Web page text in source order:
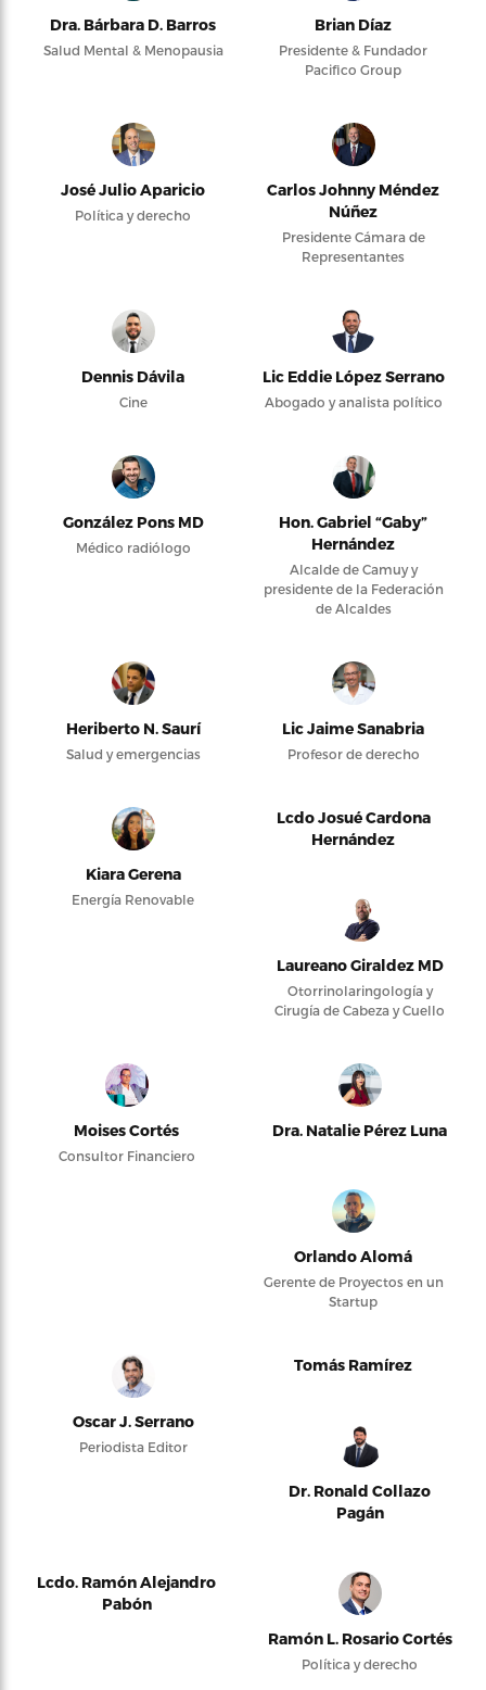
Dra. Bárbara D. Barros
Salud Mental & Menopausia
Brian Díaz
Presidente & Fundador
Pacifico Group
José Julio Aparicio
Política y derecho
Carlos Johnny Méndez
Núñez
Presidente Cámara de
Representantes
Dennis Dávila
Cine
Lic Eddie López Serrano
Abogado y analista político
González Pons MD
Médico radiólogo
Hon. Gabriel “Gaby”
Hernández
Alcalde de Camuy y
presidente de la Federación
de Alcaldes
Heriberto N. Saurí
Salud y emergencias
Lic Jaime Sanabria
Profesor de derecho
Kiara Gerena
Energía Renovable
Lcdo Josué Cardona
Hernández
Laureano Giraldez MD
Otorrinolaringología y
Cirugía de Cabeza y Cuello
Moises Cortés
Consultor Financiero
Dra. Natalie Pérez Luna
Orlando Alomá
Gerente de Proyectos en un
Startup
Oscar J. Serrano
Periodista Editor
Tomás Ramírez
Dr. Ronald Collazo
Pagán
Lcdo. Ramón Alejandro
Pabón
Ramón L. Rosario Cortés
Política y derecho